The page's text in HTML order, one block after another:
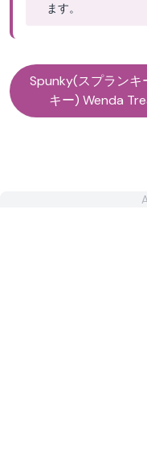
ます。
Spunky(スプランキ
キー) Wenda